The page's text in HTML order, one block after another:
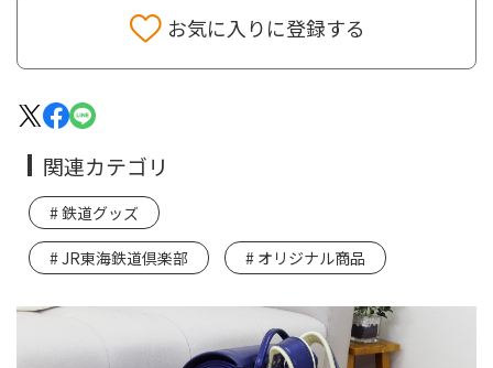
お気に入りに登録する
関連カテゴリ
鉄道グッズ
JR東海鉄道倶楽部 オリジナル商品